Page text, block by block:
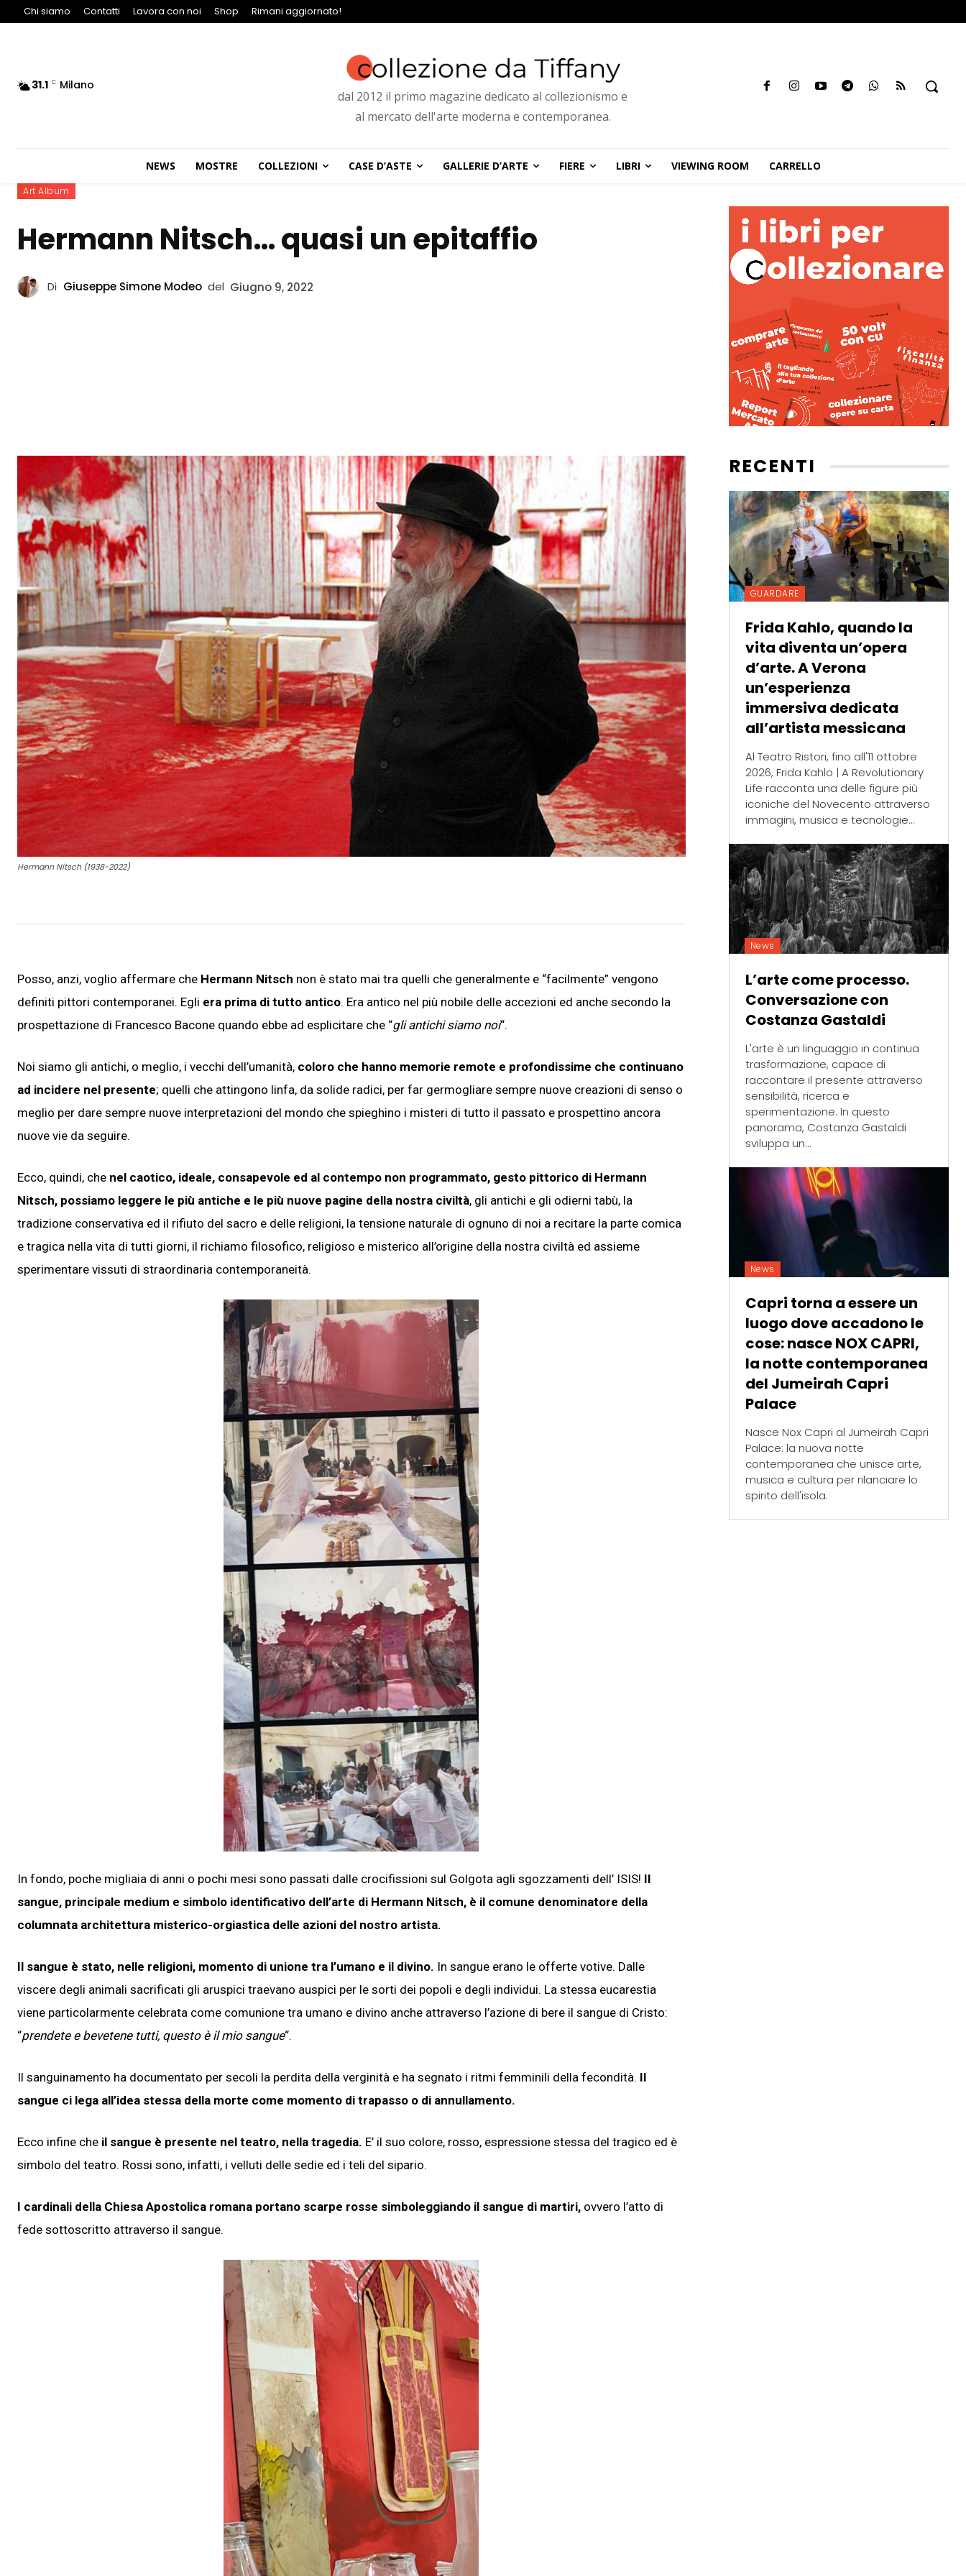
Chi siamo Contatti Lavora con noi Shop Rimani aggiornato!
31.1 C Milano
dal 2012 il primo magazine dedicato al collezionismo e
al mercato dell'arte moderna e contemporanea.
NEWS MOSTRE COLLEZIONI CASE D’ASTE GALLERIE D’ARTE FIERE LIBRI VIEWING ROOM CARRELLO
Art Album
Hermann Nitsch… quasi un epitaffio
Di Giuseppe Simone Modeo del Giugno 9, 2022
Hermann Nitsch (1938-2022)
Posso, anzi, voglio affermare che Hermann Nitsch non è stato mai tra quelli che generalmente e “facilmente” vengono
definiti pittori contemporanei. Egli era prima di tutto antico. Era antico nel più nobile delle accezioni ed anche secondo la
prospettazione di Francesco Bacone quando ebbe ad esplicitare che “gli antichi siamo noi“.
Noi siamo gli antichi, o meglio, i vecchi dell’umanità, coloro che hanno memorie remote e profondissime che continuano
ad incidere nel presente; quelli che attingono linfa, da solide radici, per far germogliare sempre nuove creazioni di senso o
meglio per dare sempre nuove interpretazioni del mondo che spieghino i misteri di tutto il passato e prospettino ancora
nuove vie da seguire.
Ecco, quindi, che nel caotico, ideale, consapevole ed al contempo non programmato, gesto pittorico di Hermann
Nitsch, possiamo leggere le più antiche e le più nuove pagine della nostra civiltà, gli antichi e gli odierni tabù, la
tradizione conservativa ed il rifiuto del sacro e delle religioni, la tensione naturale di ognuno di noi a recitare la parte comica
e tragica nella vita di tutti giorni, il richiamo filosofico, religioso e misterico all’origine della nostra civiltà ed assieme
sperimentare vissuti di straordinaria contemporaneità.
In fondo, poche migliaia di anni o pochi mesi sono passati dalle crocifissioni sul Golgota agli sgozzamenti dell’ ISIS! Il
sangue, principale medium e simbolo identificativo dell’arte di Hermann Nitsch, è il comune denominatore della
columnata architettura misterico-orgiastica delle azioni del nostro artista.
Il sangue è stato, nelle religioni, momento di unione tra l’umano e il divino. In sangue erano le offerte votive. Dalle
viscere degli animali sacrificati gli aruspici traevano auspici per le sorti dei popoli e degli individui. La stessa eucarestia
viene particolarmente celebrata come comunione tra umano e divino anche attraverso l’azione di bere il sangue di Cristo:
“prendete e bevetene tutti, questo è il mio sangue“.
Il sanguinamento ha documentato per secoli la perdita della verginità e ha segnato i ritmi femminili della fecondità. Il
sangue ci lega all’idea stessa della morte come momento di trapasso o di annullamento.
Ecco infine che il sangue è presente nel teatro, nella tragedia. E’ il suo colore, rosso, espressione stessa del tragico ed è
simbolo del teatro. Rossi sono, infatti, i velluti delle sedie ed i teli del sipario.
I cardinali della Chiesa Apostolica romana portano scarpe rosse simboleggiando il sangue di martiri, ovvero l’atto di
fede sottoscritto attraverso il sangue.
RECENTI
GUARDARE
Frida Kahlo, quando la
vita diventa un’opera
d’arte. A Verona
un’esperienza
immersiva dedicata
all’artista messicana
Al Teatro Ristori, fino all'11 ottobre
2026, Frida Kahlo | A Revolutionary
Life racconta una delle figure più
iconiche del Novecento attraverso
immagini, musica e tecnologie...
News
L’arte come processo.
Conversazione con
Costanza Gastaldi
L'arte è un linguaggio in continua
trasformazione, capace di
raccontare il presente attraverso
sensibilità, ricerca e
sperimentazione. In questo
panorama, Costanza Gastaldi
sviluppa un...
News
Capri torna a essere un
luogo dove accadono le
cose: nasce NOX CAPRI,
la notte contemporanea
del Jumeirah Capri
Palace
Nasce Nox Capri al Jumeirah Capri
Palace: la nuova notte
contemporanea che unisce arte,
musica e cultura per rilanciare lo
spirito dell'isola.